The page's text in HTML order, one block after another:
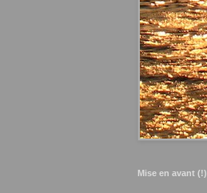
Mise en avant (!)